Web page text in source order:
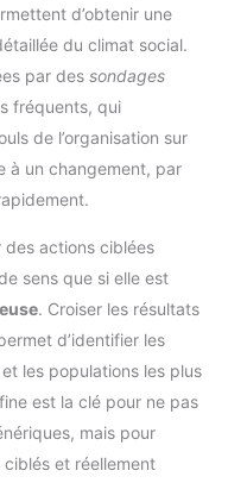
d’obtenir une
du climat social.
par des sondages
fréquents, qui
de l’organisation sur
à un changement, par
des actions ciblées
sens que si elle est
. Croiser les résultats
d’identifier les
les populations les plus
est la clé pour ne pas
mais pour
et réellement